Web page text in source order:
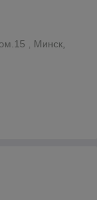
, Минск,